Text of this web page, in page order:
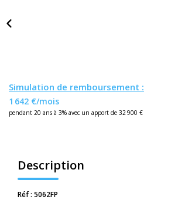
Simulation de remboursement :
1 642 €/mois
pendant 20 ans à 3% avec un apport de 32 900 €
Description
Réf : 5062FP